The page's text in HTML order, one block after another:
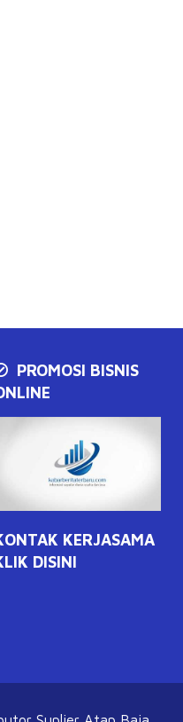
PROMOSI BISNIS
KERJASAMA
DISINI